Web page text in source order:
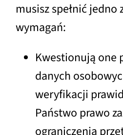
musisz spełnić
wymagań:
Kwestionują one
danych
weryfikacji
Państwo prawo
ograniczenia